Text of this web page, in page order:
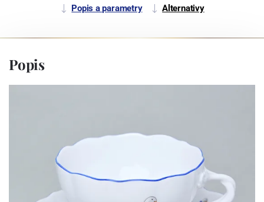
Popis a parametry Alternativy
Popis